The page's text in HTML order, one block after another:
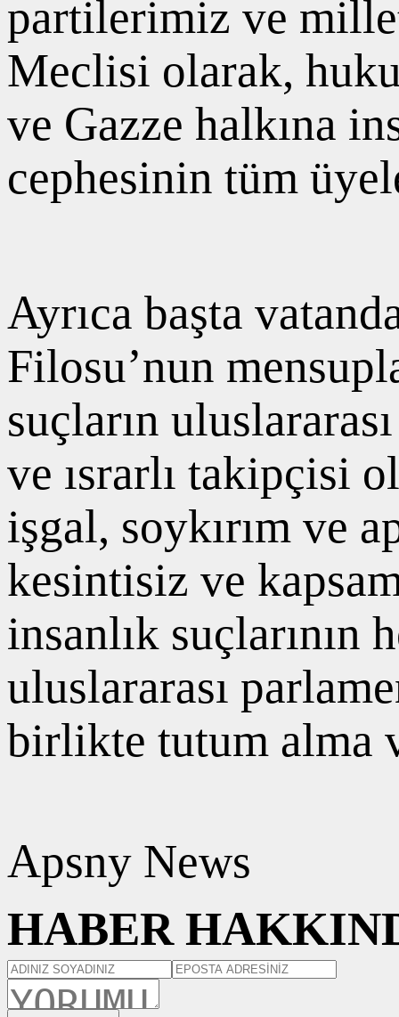
partilerimiz ve
Meclisi olarak,
ve Gazze halkına
cephesinin tüm
Ayrıca başta
Filosu’nun
suçların
ve ısrarlı takipçisi
işgal, soykırım ve
kesintisiz ve
insanlık suçlarının
uluslararası
birlikte tutum alma
Apsny News
HABER